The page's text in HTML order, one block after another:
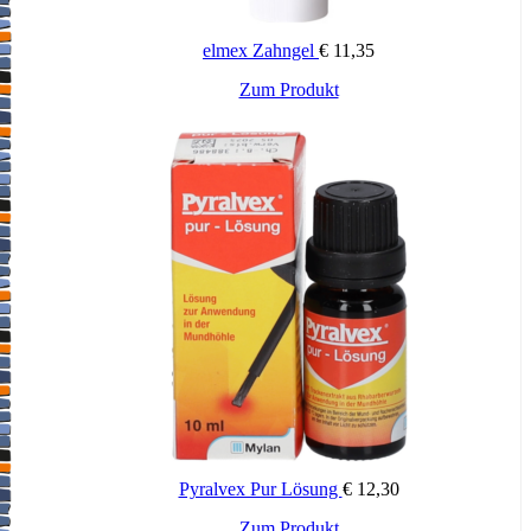
Arzneimittels Ihren Arzt oder Apotheker um Rat.
Bei bestimmungsgemäßem Gebrauch ist die Anwendung in
Schwangerschaft und Stillzeit möglich.
Verkehrstüchtigkeit und Fähigkeit zum Bedienen von Maschinen
Tantum Verde forte – Mundspray hat keinen Einfluss auf die
Verkehrstüchtigkeit und die Fähigkeit zum Bedienen von
Maschinen.
Dosierung:
Tantum Verde forte – Mundspray wird im Allgemeinen 2 – 6-mal
täglich (alle 1 ½ – 3 Stunden) angewendet: Je 2 – 4 Sprühstöße bei
Erwachsenen und Jugendlichen über 12 Jahren, 2 Sprühstöße bei
Kindern zwischen 6 und 12 Jahren, bei Kindern unter 6 Jahren 1
Sprühstoß pro 8 kg Körpergewicht, maximal 2 Sprühstöße.
Falls vom Zahnarzt oder Arzt nicht anders verordnet, gilt die
Dosierempfehlung auch für ältere Patienten.
Welche Nebenwirkungen sind möglich?
elmex Zahngel € 11,35
Zum Produkt
Pyralvex Pur Lösung €12,30